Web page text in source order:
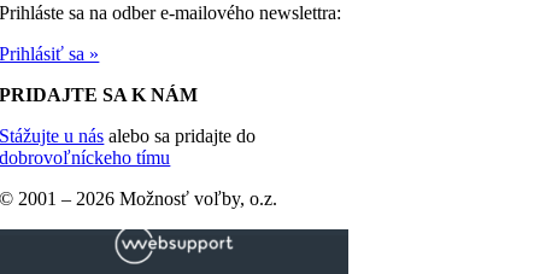
Prihláste sa na odber e-mailového newslettra:
Prihlásiť sa »
PRIDAJTE SA K NÁM
Stážujte u nás alebo sa pridajte do
dobrovoľníckeho tímu
© 2001 – 2026 Možnosť voľby, o.z.